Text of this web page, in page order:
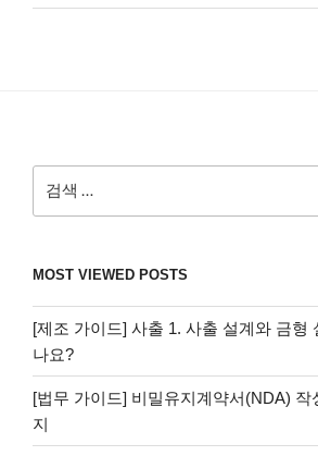
색:
MOST VIEWED POSTS
[제조 가이드] 사출 1. 사출 설계와 금형
나요?
[법무 가이드] 비밀유지계약서(NDA) 작
지